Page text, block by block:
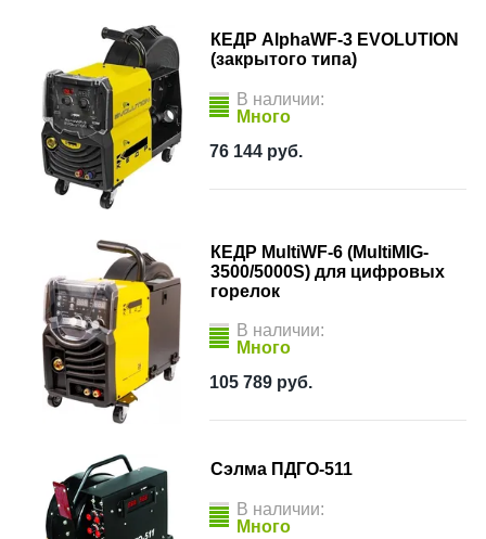
КЕДР AlphaWF-3 EVOLUTION
(закрытого типа)
В наличии:
Много
76 144 руб.
КЕДР MultiWF-6 (MultiMIG-
3500/5000S) для цифровых
горелок
В наличии:
Много
105 789 руб.
Сэлма ПДГО-511
В наличии:
Много